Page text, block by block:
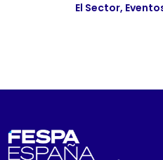
El Sector,